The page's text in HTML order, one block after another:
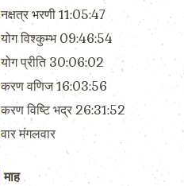
नक्षत्र भरणी 11:05:47
योग विश्कुम्भ 09:46:54
योग प्रीति 30:06:02
करण वणिज 16:03:56
करण विष्टि भद्र 26:31:52
वार मंगलवार
माह